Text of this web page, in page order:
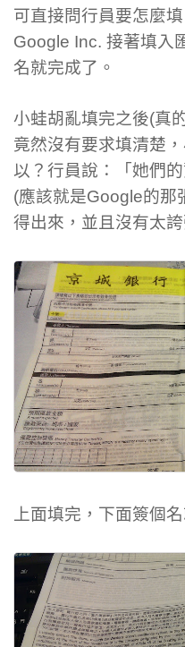
可直接問行員要怎麼
Google Inc. 接著填入
名就完成了。
小蛙胡亂填完之後(真
竟然沒有要求填清楚
以？行員說：「她們
(應該就是Google的那
得出來，並且沒有太誇
上面填完，下面簽個名